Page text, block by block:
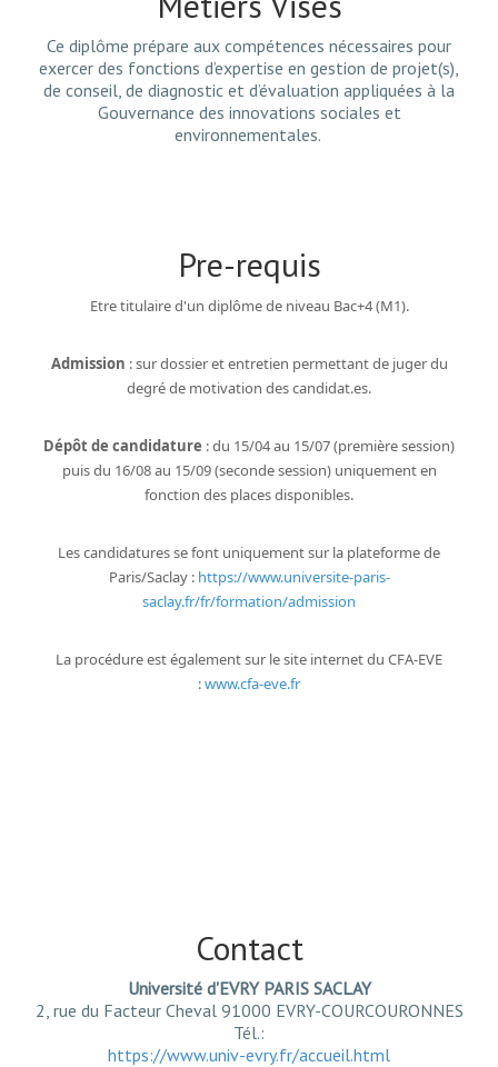
Ce diplôme prépare aux compétences nécessaires pour
exercer des fonctions d’expertise en gestion de projet(s),
de conseil, de diagnostic et d’évaluation appliquées à la
Gouvernance des innovations sociales et
environnementales.
Pre-requis
Etre titulaire d'un diplôme de niveau Bac+4 (M1).
Admission : sur dossier et entretien permettant de juger du
degré de motivation des candidat.es.
Dépôt de candidature : du 15/04 au 15/07 (première session)
puis du 16/08 au 15/09 (seconde session) uniquement en
fonction des places disponibles.
Les candidatures se font uniquement sur la plateforme de
Paris/Saclay : https://www.universite-paris-
saclay.fr/fr/formation/admission
La procédure est également sur le site internet du CFA-EVE
:www.cfa-eve.fr
Contact
Université d'EVRY PARIS SACLAY
2, rue du Facteur Cheval 91000 EVRY-COURCOURONNES
Tél.:
https://www.univ-evry.fr/accueil.html